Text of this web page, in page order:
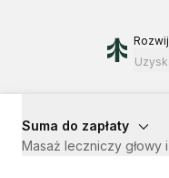
Suma do zapłaty
Masaż leczniczy głowy